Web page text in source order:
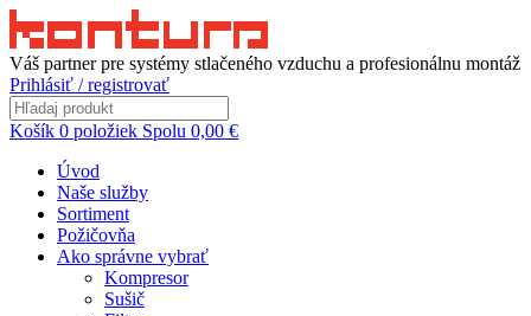
Váš partner pre systémy stlačeného vzduchu a profesionálnu montáž
Prihlásiť / registrovať
Košík 0 položiek Spolu 0,00 €
Úvod
Naše služby
Sortiment
Požičovňa
Ako správne vybrať
Kompresor
Sušič